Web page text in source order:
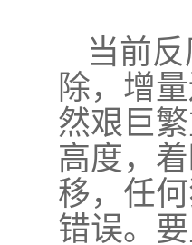
当前
除，增
然艰巨
高度，
移，任
错误。